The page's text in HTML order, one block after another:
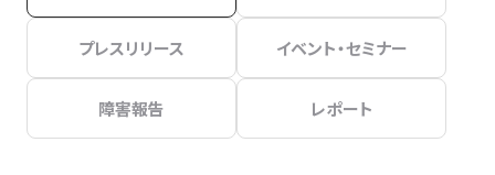
プレスリリース イベント・セミナー
障害報告 レポート